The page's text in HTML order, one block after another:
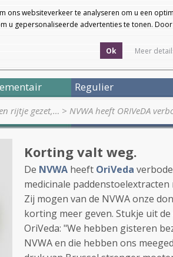
ons websiteverkeer te analyseren om u een
u gepersonaliseerde advertenties te tonen.
Ok Meer
Regulier
rijtje gezet,… > NVWA heeft ORIVeDA
Korting valt weg.
De NVWA heeft OriVeda
medicinale
Zij mogen van de NVWA onze
korting meer geven. Stukje uit de
OriVeda: "We hebben gisteren
NVWA en die hebben ons